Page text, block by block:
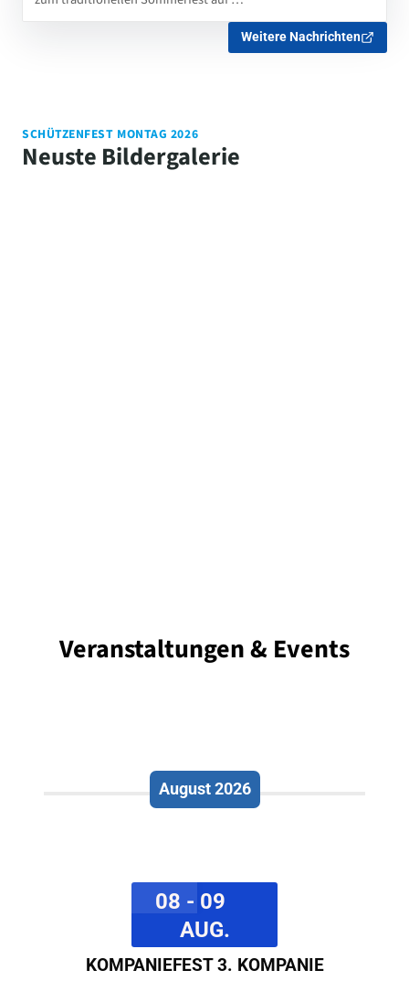
Weitere Nachrichten
SCHÜTZENFEST MONTAG 2026
Neuste Bildergalerie
Veranstaltungen & Events
August 2026
08 - 09
AUG.
KOMPANIEFEST 3. KOMPANIE